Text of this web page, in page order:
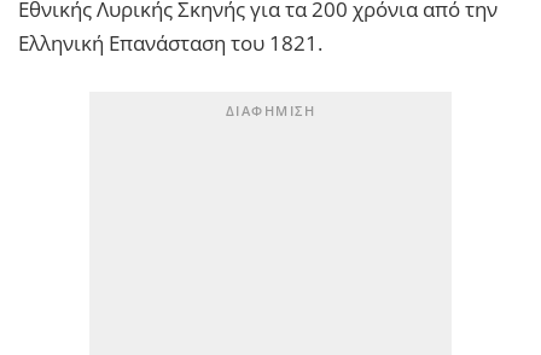
Εθνικής Λυρικής Σκηνής για τα 200 χρόνια από την
Ελληνική Επανάσταση του 1821.